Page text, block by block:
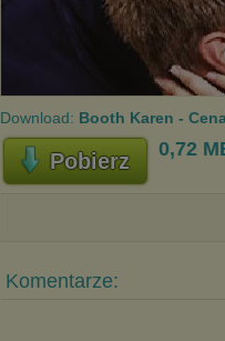
Download: Booth Karen -
Pobierz 0,72
Komentarze: